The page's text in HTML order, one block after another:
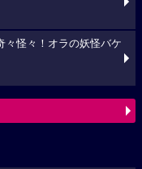
怪々！オラの妖怪バケ